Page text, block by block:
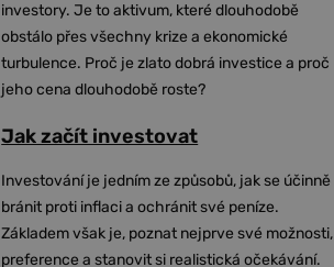
investory. Je to aktivum, které dlouhodobě
obstálo přes všechny krize a ekonomické
turbulence. Proč je zlato dobrá investice a proč
jeho cena dlouhodobě roste?
Jak začít investovat
Investování je jedním ze způsobů, jak se účinně
bránit proti inflaci a ochránit své peníze.
Základem však je, poznat nejprve své možnosti,
preference a stanovit si realistická očekávání.